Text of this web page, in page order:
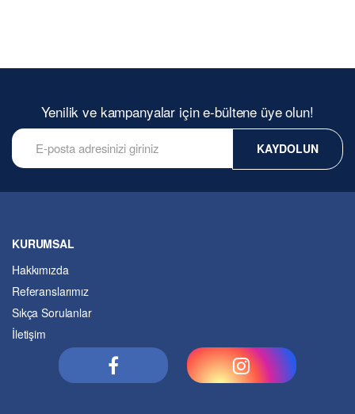
Yenilik ve kampanyalar için e-bültene üye olun!
KAYDOLUN
KURUMSAL
Hakkımızda
Referanslarımız
Sıkça Sorulanlar
İletişim